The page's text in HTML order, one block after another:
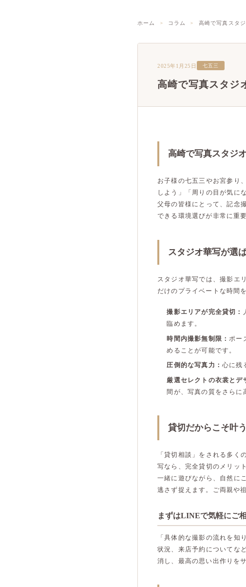
ホーム コラム 高崎で写真スタ
2025年1月25日 七五三
高崎で写真スタジ
高崎で写真スタジ
お子様の七五三やお宮参り
しよう」「周りの目が気に
父母の皆様にとって、記念
できる環境選びが非常に重
スタジオ華写が選
スタジオ華写では、撮影エ
だけのプライベートな時間
撮影エリアが完全貸切：
臨めます。
時間内撮影無制限： ポー
めることが可能です。
圧倒的な写真力：心に残
厳選セレクトの衣裳とデ
間が、写真の質をさらに
貸切だからこそ叶
「貸切相談」をされる多
写なら、完全貸切のメリッ
一緒に遊びながら、自然に
逃さず捉えます。ご両親や
まずはLINEで気軽にご
「具体的な撮影の流れを知
状況、来店予約についてな
消し、最高の思い出作りを